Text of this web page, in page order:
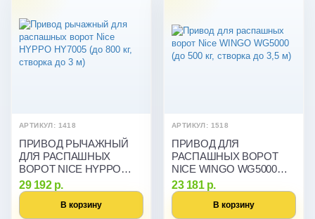
АРТИКУЛ: 1418
ПРИВОД РЫЧАЖНЫЙ
ДЛЯ РАСПАШНЫХ
ВОРОТ NICE HYPPO
HY7005 (ДО 800 КГ,
СТВОРКА ДО 3 М)
29 192 р.
В корзину
АРТИКУЛ: 1518
ПРИВОД ДЛЯ
РАСПАШНЫХ ВОРОТ
NICE WINGO WG5000
(ДО 500 КГ, СТВОРКА ДО
3,5 М)
23 181 р.
В корзину